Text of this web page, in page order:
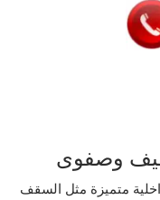
وصفوى
متميزة مثل السقف